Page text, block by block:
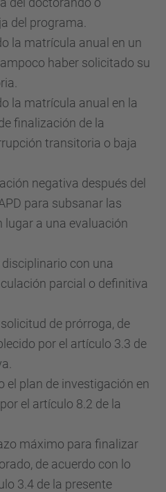
del programa.
la matrícula anual en un
haber solicitado su
la matrícula anual en la
finalización de la
transitoria o baja
negativa después del
para subsanar las
lugar a una evaluación
con una
parcial o definitiva
de prórroga, de
por el artículo 3.3 de
el plan de investigación en
el artículo 8.2 de la
máximo para finalizar
de acuerdo con lo
3.4 de la presente